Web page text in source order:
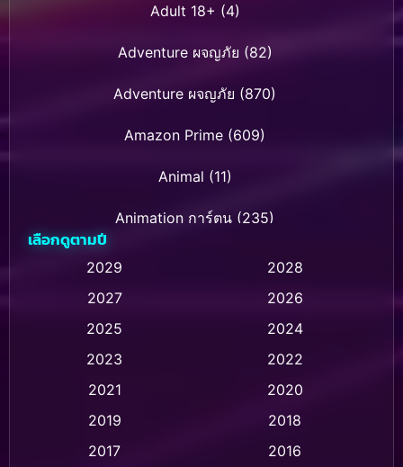
Adult 18+ (4)
Adventure ผจญภัย (82)
Adventure ผจญภัย (870)
Amazon Prime (609)
Animal (11)
Animation การ์ตูน (235)
Animation การ์ตูน (32)
Animation การ์ตูน (28)
Animation แอนิเมชัน (1)
Animation แอนิเมชั่น (1)
เลือกดูตามปี
2029
2028
2027
2026
2025
2024
2023
2022
2021
2020
2019
2018
2017
2016